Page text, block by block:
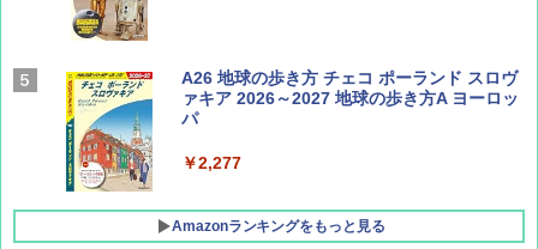
AIRLINE（エアライン）2026年9月号【特
集】ボーイング110周年を祝して！
A26 地球の歩き方 チェコ ポーランド スロヴ
ァキア 2026～2027 地球の歩き方A ヨーロッ
パ
￥2,277
Amazonランキングをもっと見る